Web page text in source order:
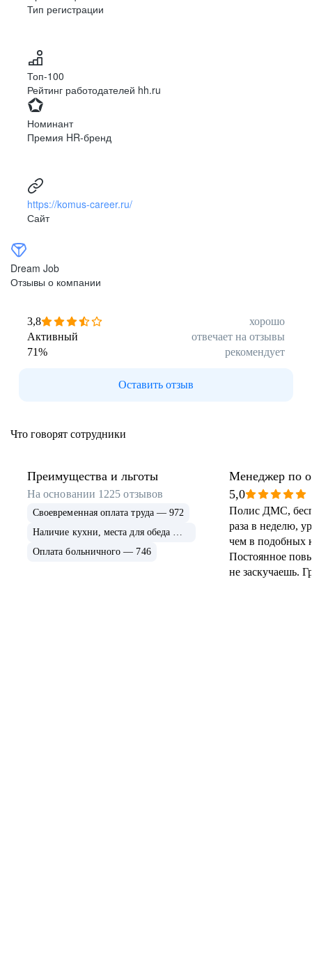
Тип регистрации
Топ-100
Рейтинг работодателей hh.ru
Номинант
Премия HR-бренд
https://komus-career.ru/
Сайт
Dream Job
Отзывы о компании
3,8
хорошо
Активный
отвечает на отзывы
71% рекомендует
Оставить отзыв
Что говорят сотрудники
Преимущества и льготы
На основании 1225 отзывов
Своевременная оплата труда — 972
Оплата больничного — 746
Менеджер по
продажам
5,0
Полис ДМС,
раза в неделю,
чем в подобных
Постоянное
не заскучаешь.